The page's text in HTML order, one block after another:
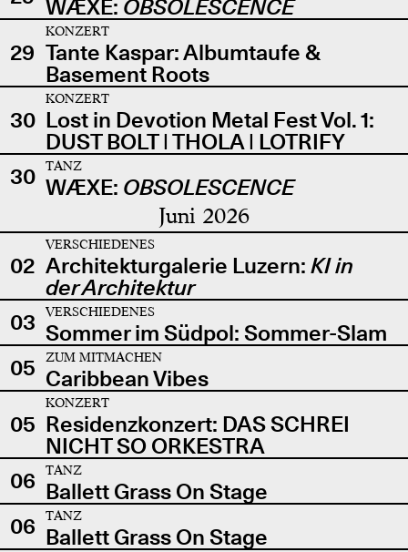
WÆXE: OBSOLESCENCE
29
KONZERT
Tante Kaspar: Albumtaufe &
Basement Roots
30
KONZERT
Lost in Devotion Metal Fest Vol. 1:
DUST BOLT | THOLA | LOTRIFY
30
TANZ
WÆXE: OBSOLESCENCE
Juni 2026
02
VERSCHIEDENES
Architekturgalerie Luzern: KI in
der Architektur
03
VERSCHIEDENES
Sommer im Südpol: Sommer-Slam
05
ZUM MITMACHEN
Caribbean Vibes
05
KONZERT
Residenzkonzert: DAS SCHREI
NICHT SO ORKESTRA
06
TANZ
Ballett Grass On Stage
06
TANZ
Ballett Grass On Stage